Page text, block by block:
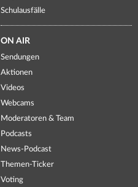
Schulausfälle
ON AIR
Sendungen
Aktionen
Videos
Webcams
Moderatoren & Team
Podcasts
News-Podcast
Themen-Ticker
Voting